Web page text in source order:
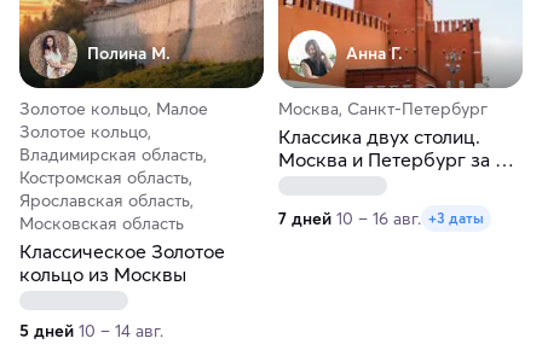
Полина М.
Золотое кольцо, Малое
Золотое кольцо,
Владимирская область,
Костромская область,
Ярославская область,
Московская область
Классическое Золотое
кольцо из Москвы
5 дней 10 – 14 авг.
Анна Г.
Москва, Санкт-Петербург
Классика двух столиц.
Москва и Петербург за 7
дней
7 дней 10 – 16 авг. +3 даты